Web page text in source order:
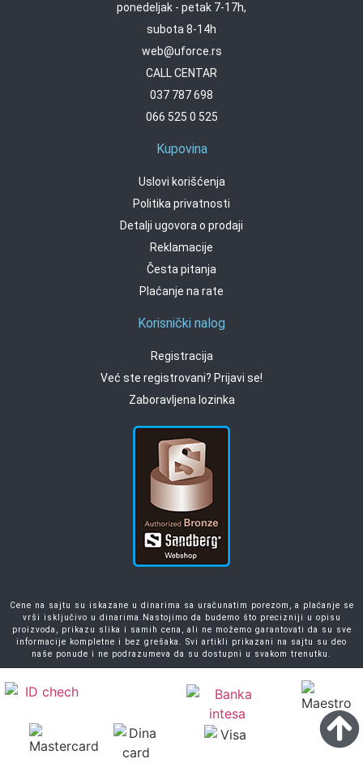
ponedeljak - petak 7-17h,
subota 8-14h
web@uforce.rs
CALL CENTAR
037 787 698
066 525 0 525
Kupovina
Uslovi korišćenja
Politika privatnosti
Detalji ugovora o prodaji
Reklamacije
Česta pitanja
Plaćanje na rate
Korisnički nalog
Registracija
Već ste registrovani? Prijavi se!
Zaboravljena lozinka
Cene na sajtu su iskazane u dinarima sa uračunatim porezom, a plaćanje se
vrši isključivo u dinarima.Nastojimo da budemo što precizniji u opisu
proizvoda, prikazu slika i samih cena, ali ne možemo garantovati da su sve
informacije kompletne i bez grešaka. Svi artikli prikazani na sajtu su deo
naše ponude i ne podrazumeva da su dostupni u svakom trenutku.